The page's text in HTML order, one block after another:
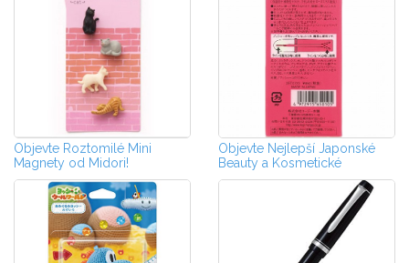
Objevte Roztomilé Mini
Magnety od Midori!
Objevte Nejlepší Japonské
Beauty a Kosmetické
Produkty